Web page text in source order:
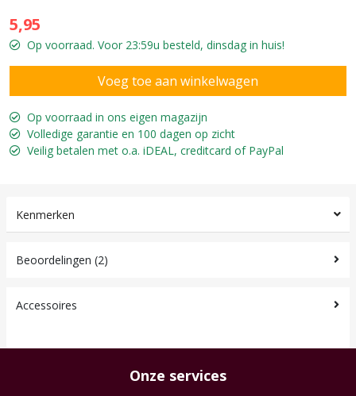
5,95
Op voorraad. Voor 23:59u besteld, dinsdag in huis!
Op voorraad in ons eigen magazijn
Volledige garantie en 100 dagen op zicht
Veilig betalen met o.a. iDEAL, creditcard of PayPal
Kenmerken
Beoordelingen (2)
Accessoires
Onze services